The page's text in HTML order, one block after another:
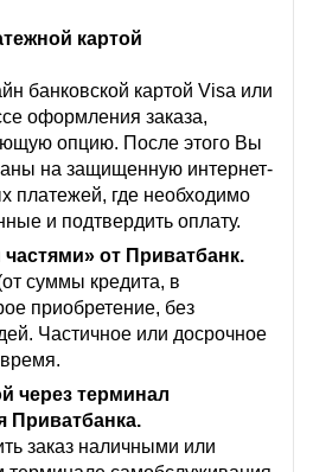
картой
банковской картой Visa или
оформления заказа,
опцию. После этого Вы
на защищенную интернет-
платежей, где необходимо
и подтвердить оплату.
от Приватбанк.
суммы кредита, в
приобретение, без
Частичное или досрочное
через терминал
Приватбанка.
заказ наличными или